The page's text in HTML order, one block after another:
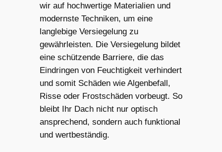
wir auf hochwertige Materialien und
modernste Techniken, um eine
langlebige Versiegelung zu
gewährleisten. Die Versiegelung bildet
eine schützende Barriere, die das
Eindringen von Feuchtigkeit verhindert
und somit Schäden wie Algenbefall,
Risse oder Frostschäden vorbeugt. So
bleibt Ihr Dach nicht nur optisch
ansprechend, sondern auch funktional
und wertbeständig.